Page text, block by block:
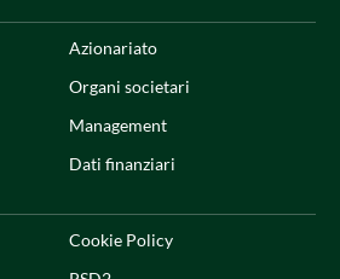
Azionariato
Organi societari
Management
Dati finanziari
Cookie Policy